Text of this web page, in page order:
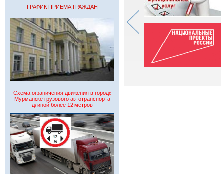
ГРАФИК ПРИЕМА ГРАЖДАН
Схема ограничения движения в городе
Мурманске грузового автотранспорта
длиной более 12 метров